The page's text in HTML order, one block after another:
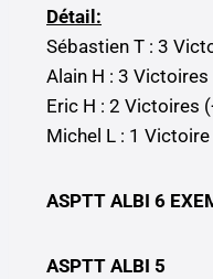
Détail:
Sébastien T : 3
Alain H : 3
Eric H : 2 Victoires
Michel L : 1
ASPTT ALBI 6
ASPTT ALBI 5